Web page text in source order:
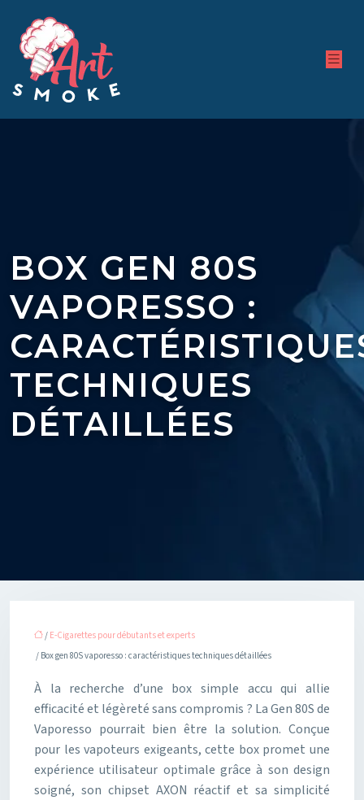
BOX GEN 80S
VAPORESSO :
TECHNIQUES
DÉTAILLÉES
/ E-Cigarettes pour débutants et experts
/ Box gen 80S vaporesso : caractéristiques techniques détaillées
À la recherche d’une box simple accu qui allie
efficacité et légèreté sans compromis ? La Gen 80S de
Vaporesso pourrait bien être la solution. Conçue
pour les vapoteurs exigeants, cette box promet une
expérience utilisateur optimale grâce à son design
soigné, son chipset AXON réactif et sa simplicité